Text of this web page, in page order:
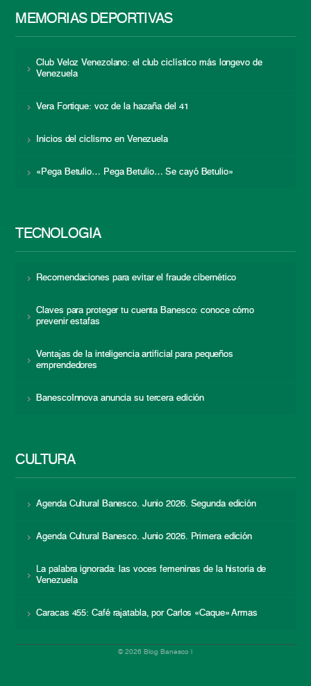
MEMORIAS DEPORTIVAS
Club Veloz Venezolano: el club ciclístico más longevo de
Venezuela
Vera Fortique: voz de la hazaña del 41
Inicios del ciclismo en Venezuela
«Pega Betulio… Pega Betulio… Se cayó Betulio»
TECNOLOGÍA
Recomendaciones para evitar el fraude cibernético
Claves para proteger tu cuenta Banesco: conoce cómo
prevenir estafas
Ventajas de la inteligencia artificial para pequeños
emprendedores
BanescoInnova anuncia su tercera edición
CULTURA
Agenda Cultural Banesco. Junio 2026. Segunda edición
Agenda Cultural Banesco. Junio 2026. Primera edición
La palabra ignorada: las voces femeninas de la historia de
Venezuela
Caracas 455: Café rajatabla, por Carlos «Caque» Armas
© 2026 Blog Banesco |